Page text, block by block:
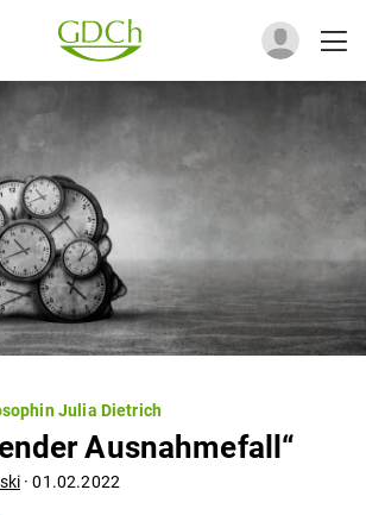
Julia Dietrich
Ausnahmefall“
·01.02.2022